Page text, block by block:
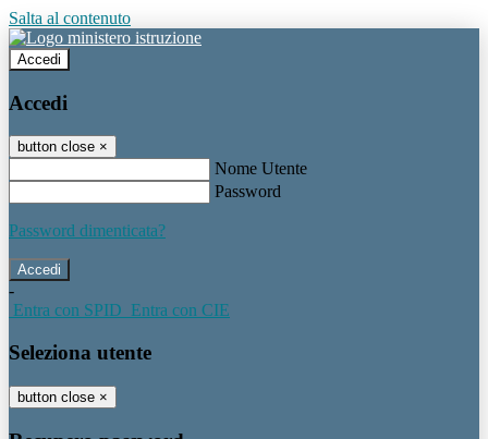
Salta al contenuto
Accedi
Accedi
button close ×
Nome Utente
Password
Password dimenticata?
-
Entra con SPID Entra con CIE
Seleziona utente
button close ×